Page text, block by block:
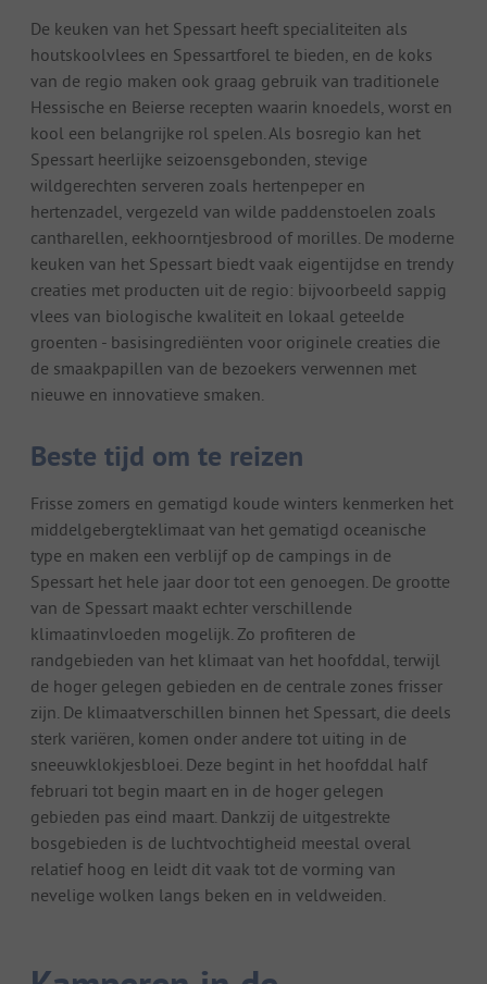
De keuken van het Spessart heeft specialiteiten als
houtskoolvlees en Spessartforel te bieden, en de koks
van de regio maken ook graag gebruik van traditionele
Hessische en Beierse recepten waarin knoedels, worst en
kool een belangrijke rol spelen. Als bosregio kan het
Spessart heerlijke seizoensgebonden, stevige
wildgerechten serveren zoals hertenpeper en
hertenzadel, vergezeld van wilde paddenstoelen zoals
cantharellen, eekhoorntjesbrood of morilles. De moderne
keuken van het Spessart biedt vaak eigentijdse en trendy
creaties met producten uit de regio: bijvoorbeeld sappig
vlees van biologische kwaliteit en lokaal geteelde
groenten - basisingrediënten voor originele creaties die
de smaakpapillen van de bezoekers verwennen met
nieuwe en innovatieve smaken.
Beste tijd om te reizen
Frisse zomers en gematigd koude winters kenmerken het
middelgebergteklimaat van het gematigd oceanische
type en maken een verblijf op de campings in de
Spessart het hele jaar door tot een genoegen. De grootte
van de Spessart maakt echter verschillende
klimaatinvloeden mogelijk. Zo profiteren de
randgebieden van het klimaat van het hoofddal, terwijl
de hoger gelegen gebieden en de centrale zones frisser
zijn. De klimaatverschillen binnen het Spessart, die deels
sterk variëren, komen onder andere tot uiting in de
sneeuwklokjesbloei. Deze begint in het hoofddal half
februari tot begin maart en in de hoger gelegen
gebieden pas eind maart. Dankzij de uitgestrekte
bosgebieden is de luchtvochtigheid meestal overal
relatief hoog en leidt dit vaak tot de vorming van
nevelige wolken langs beken en in veldweiden.